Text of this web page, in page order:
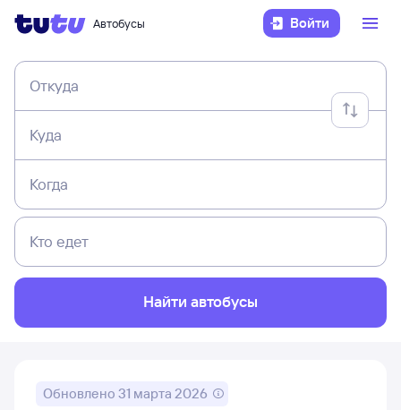
Автобусы Войти
Откуда
Куда
Когда
Кто едет
Найти автобусы
Обновлено 31 марта 2026